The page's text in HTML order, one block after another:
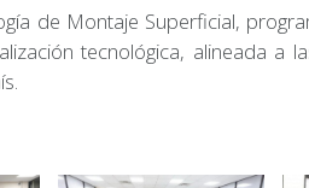
de Montaje Superficial,
tecnológica, alineada a